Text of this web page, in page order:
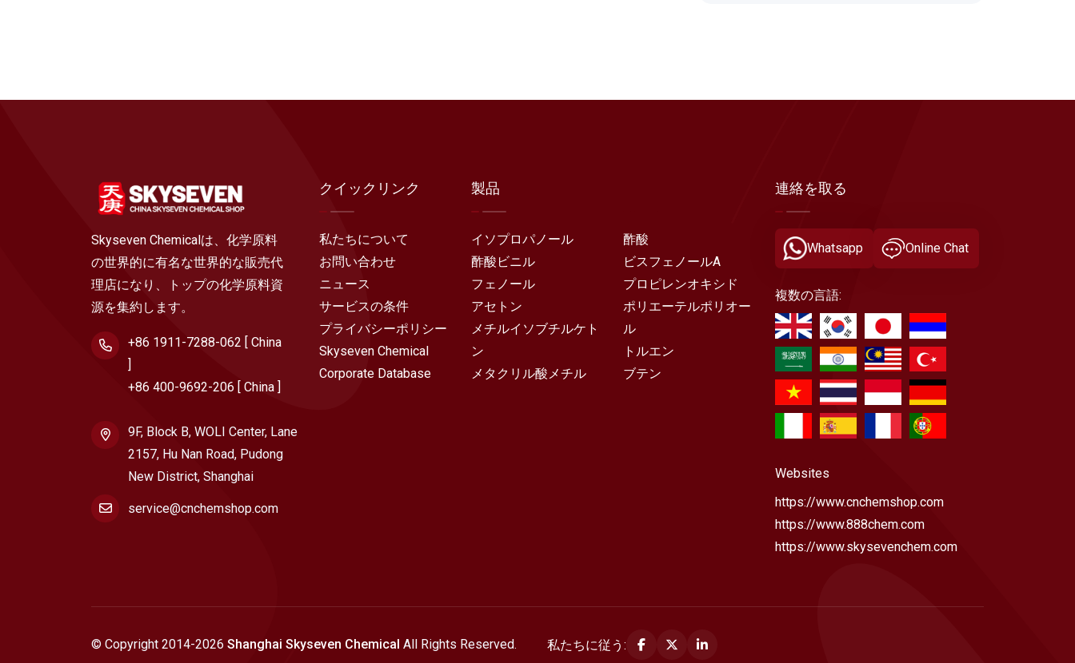
Skyseven Chemicalは、化学原料
の世界的に有名な世界的な販売代
理店になり、トップの化学原料資
源を集約します。
+86 1911-7288-062 [ China
+86 400-9692-206 [ China ]
9F, Block B, WOLI Center, Lane
2157, Hu Nan Road, Pudong
New District, Shanghai
service@cnchemshop.com
クイックリンク
私たちについて
お問い合わせ
ニュース
サービスの条件
プライバシーポリシー
Skyseven Chemical
Corporate Database
製品
イソプロパノール
酢酸ビニル
フェノール
アセトン
メチルイソブチルケト
ン
メタクリル酸メチル
酢酸
ビスフェノールa
プロピレンオキシド
ポリエーテルポリオー
ル
トルエン
ブテン
連絡を取る
Whatsapp Online Chat
複数の言語:
Websites
https://www.cnchemshop.com
https://www.888chem.com
https://www.skysevenchem.com
© Copyright 2014-2026 Shanghai Skyseven Chemical All Rights Reserved. 私たちに従う: